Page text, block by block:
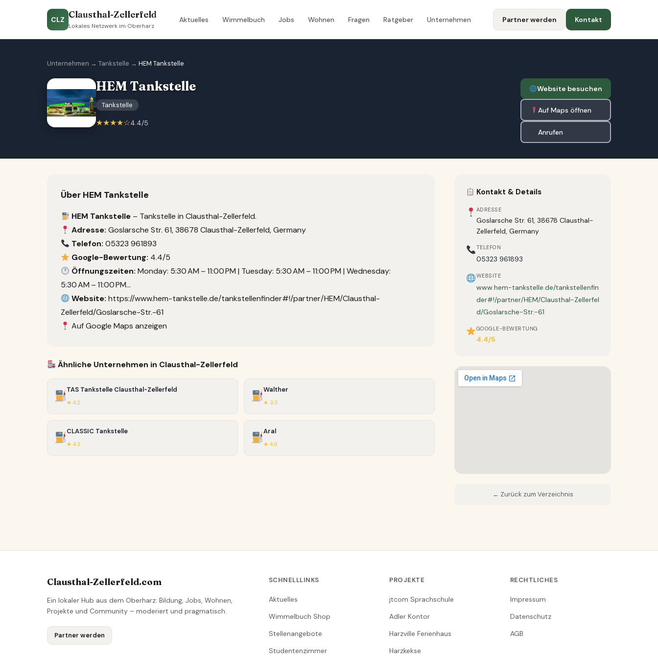
CLZ Clausthal-Zellerfeld
Lokales Netzwerk im Oberharz
Aktuelles Wimmelbuch Jobs Wohnen Fragen Ratgeber Unternehmen Partner werden Kontakt
Unternehmen → Tankstelle → HEM Tankstelle
HEM Tankstelle
Tankstelle
★★★★☆4.4/5
Website besuchen
Auf Maps öffnen
Anrufen
Über HEM Tankstelle
HEM Tankstelle – Tankstelle in Clausthal-Zellerfeld.
Adresse: Goslarsche Str. 61, 38678 Clausthal-Zellerfeld, Germany
Telefon: 05323 961893
Google-Bewertung: 4.4/5
Öffnungszeiten: Monday: 5:30 AM – 11:00 PM | Tuesday: 5:30 AM – 11:00 PM | Wednesday:
5:30 AM – 11:00 PM…
Website: https://www.hem-tankstelle.de/tankstellenfinder#!/partner/HEM/Clausthal-
Zellerfeld/Goslarsche-Str.-61
Auf Google Maps anzeigen
Ähnliche Unternehmen in Clausthal-Zellerfeld
TAS Tankstelle Clausthal-Zellerfeld
★ 4.2
Walther
★ 3.3
CLASSIC Tankstelle
★ 4.3
Aral
★ 4.6
Kontakt & Details
ADRESSE
Goslarsche Str. 61, 38678 Clausthal-
Zellerfeld, Germany
TELEFON
05323 961893
WEBSITE
www.hem-tankstelle.de/tankstellenfin
der#!/partner/HEM/Clausthal-Zellerfel
d/Goslarsche-Str.-61
GOOGLE-BEWERTUNG
4.4/5
← Zurück zum Verzeichnis
Clausthal-Zellerfeld.com
Ein lokaler Hub aus dem Oberharz: Bildung, Jobs, Wohnen,
Projekte und Community – moderiert und pragmatisch.
Partner werden
SCHNELLLINKS
Aktuelles
Wimmelbuch Shop
Stellenangebote
Studentenzimmer
PROJEKTE
jtcom Sprachschule
Adler Kontor
Harzville Ferienhaus
Harzkekse
RECHTLICHES
Impressum
Datenschutz
AGB